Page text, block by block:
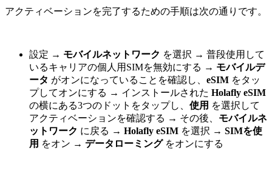
アクティベーションを完了するための手順は次の通りです。
設定 → モバイルネットワーク を選択 → 普段使用して
いるキャリアの個人用SIMを無効にする → モバイルデ
ータ がオンになっていることを確認し、 eSIM をタッ
プしてオンにする → インストールされた Holafly eSIM
の横にある3つのドットをタップし、 使用 を選択して
アクティベーションを確認する → その後、 モバイルネ
ットワーク に戻る → Holafly eSIM を選択 → SIMを使
用 をオン → データローミングをオンにする